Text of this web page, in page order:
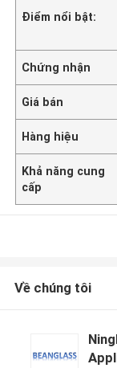
Điểm nổi bật:
Chứng nhận
Giá bán
Hàng hiệu
Khả năng cung
cấp
Về chúng tôi